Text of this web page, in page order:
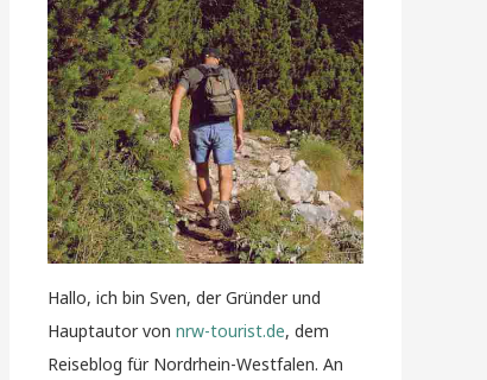
Hallo, ich bin Sven, der Gründer und
Hauptautor von nrw-tourist.de, dem
Reiseblog für Nordrhein-Westfalen. An